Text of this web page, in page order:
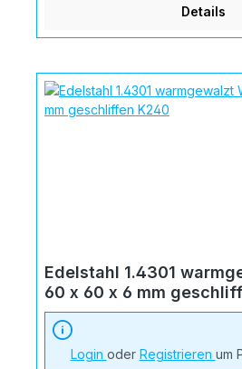
Details
Edelstahl 1.4301
60 x 60 x 6 mm
Login oder Registrieren um